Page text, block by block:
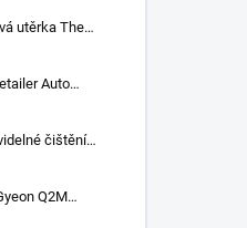
utěrka The
& Coating
Auto
Interior Detail
čištění
od Auto
Q2M
NATURAL